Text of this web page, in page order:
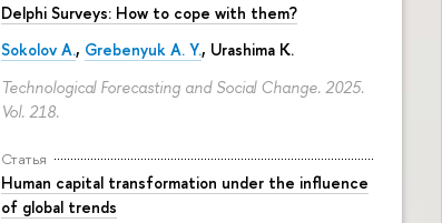
Delphi Surveys: How to cope with them?
Sokolov A., Grebenyuk A. Y., Urashima K.
Technological Forecasting and Social Change. 2025.
Vol. 218.
Статья
Human capital transformation under the influence
of global trends